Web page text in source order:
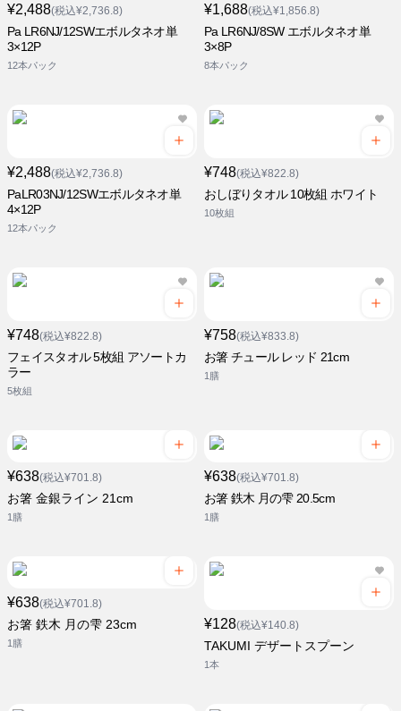
¥2,488(税込¥2,736.8)
Pa LR6NJ/12SWエボルタネオ単
3×12P
12本パック
¥1,688(税込¥1,856.8)
Pa LR6NJ/8SW エボルタネオ単
3×8P
8本パック
¥2,488(税込¥2,736.8)
PaLR03NJ/12SWエボルタネオ単
4×12P
12本パック
¥748(税込¥822.8)
おしぼりタオル 10枚組 ホワイト
10枚組
¥748(税込¥822.8)
フェイスタオル 5枚組 アソートカ
ラー
5枚組
¥758(税込¥833.8)
お箸 チュール レッド 21cm
1膳
¥638(税込¥701.8)
お箸 金銀ライン 21cm
1膳
¥638(税込¥701.8)
お箸 鉄木 月の雫 20.5cm
1膳
¥638(税込¥701.8)
お箸 鉄木 月の雫 23cm
1膳
¥128(税込¥140.8)
TAKUMI デザートスプーン
1本